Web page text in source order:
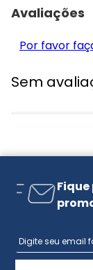
Avaliações
Por favor
Sem